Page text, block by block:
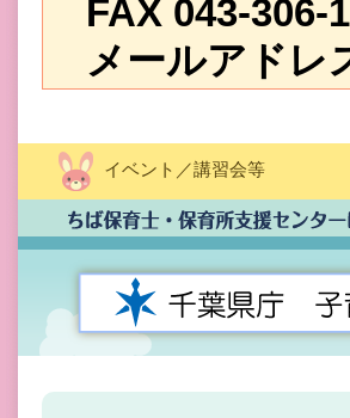
FAX 043-306-
メールアドレ
イベント／講習会等